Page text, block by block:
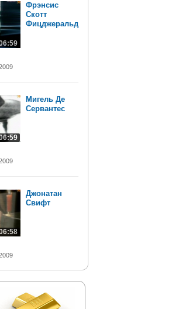
Фрэнсис
Скотт
Фицджеральд
Мигель Де
Сервантес
Джонатан
Свифт